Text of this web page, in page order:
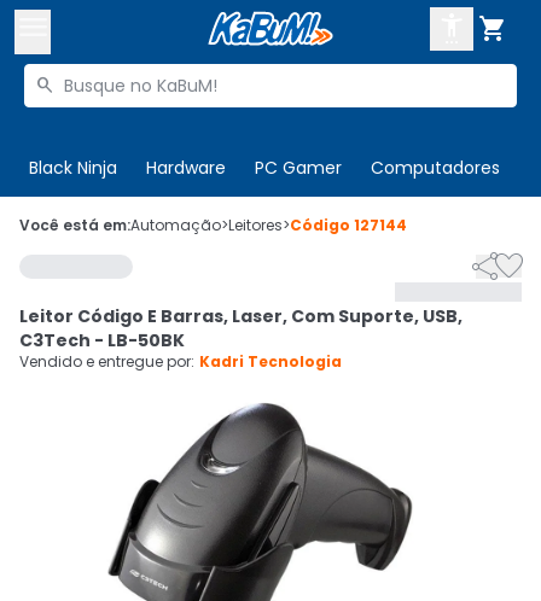

Buscar produtos

Black Ninja Hardware PC Gamer Computadores
 Olá. Acesse sua conta
 Departamentos
 Cupons
Ativar tradutor em libras
CADASTRE-SE
Você está em:Automação>Leitores>Código 127144

Leitor Código E Barras, Laser, Com Suporte, USB,
C3Tech - LB-50BK
Vendido e entregue por: Kadri Tecnologia